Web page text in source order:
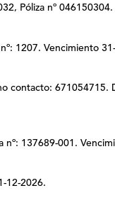
Póliza nº
1207. Vencimiento
671054715.
137689-001.
12-2026.